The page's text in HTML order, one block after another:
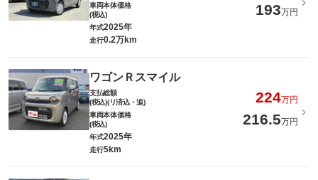
車両本体価格
(税込)
193万円
年式2025年
走行0.2万km
ワゴンＲスマイル
支払総額
(税込)(リ済込・追)
224万円
車両本体価格
(税込)
216.5万円
年式2025年
走行5km